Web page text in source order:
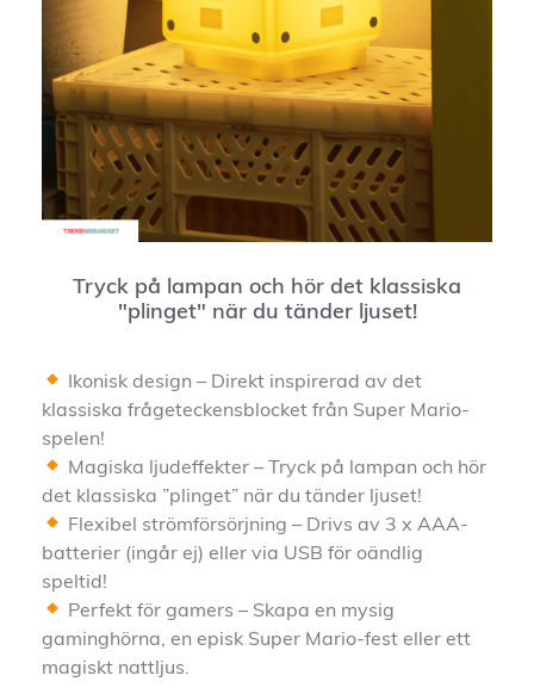
Tryck på lampan och hör det klassiska
"plinget" när du tänder ljuset!
Ikonisk design – Direkt inspirerad av det
klassiska frågeteckensblocket från Super Mario-
spelen!
Magiska ljudeffekter – Tryck på lampan och hör
det klassiska ”plinget” när du tänder ljuset!
Flexibel strömförsörjning – Drivs av 3 x AAA-
batterier (ingår ej) eller via USB för oändlig
speltid!
Perfekt för gamers – Skapa en mysig
gaminghörna, en episk Super Mario-fest eller ett
magiskt nattljus.